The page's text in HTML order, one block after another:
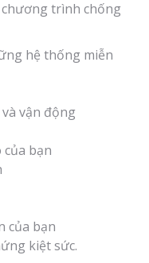
trình chống
hệ thống miễn
vận động
của bạn
của bạn
kiệt sức.